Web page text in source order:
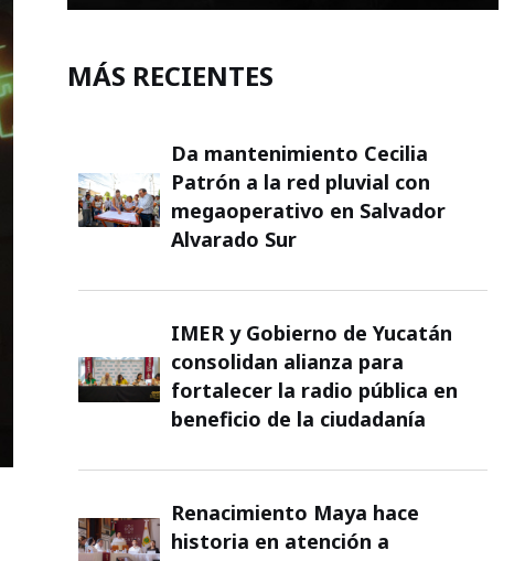
MÁS RECIENTES
Da mantenimiento Cecilia
Patrón a la red pluvial con
megaoperativo en Salvador
Alvarado Sur
IMER y Gobierno de Yucatán
consolidan alianza para
fortalecer la radio pública en
beneficio de la ciudadanía
Renacimiento Maya hace
historia en atención a